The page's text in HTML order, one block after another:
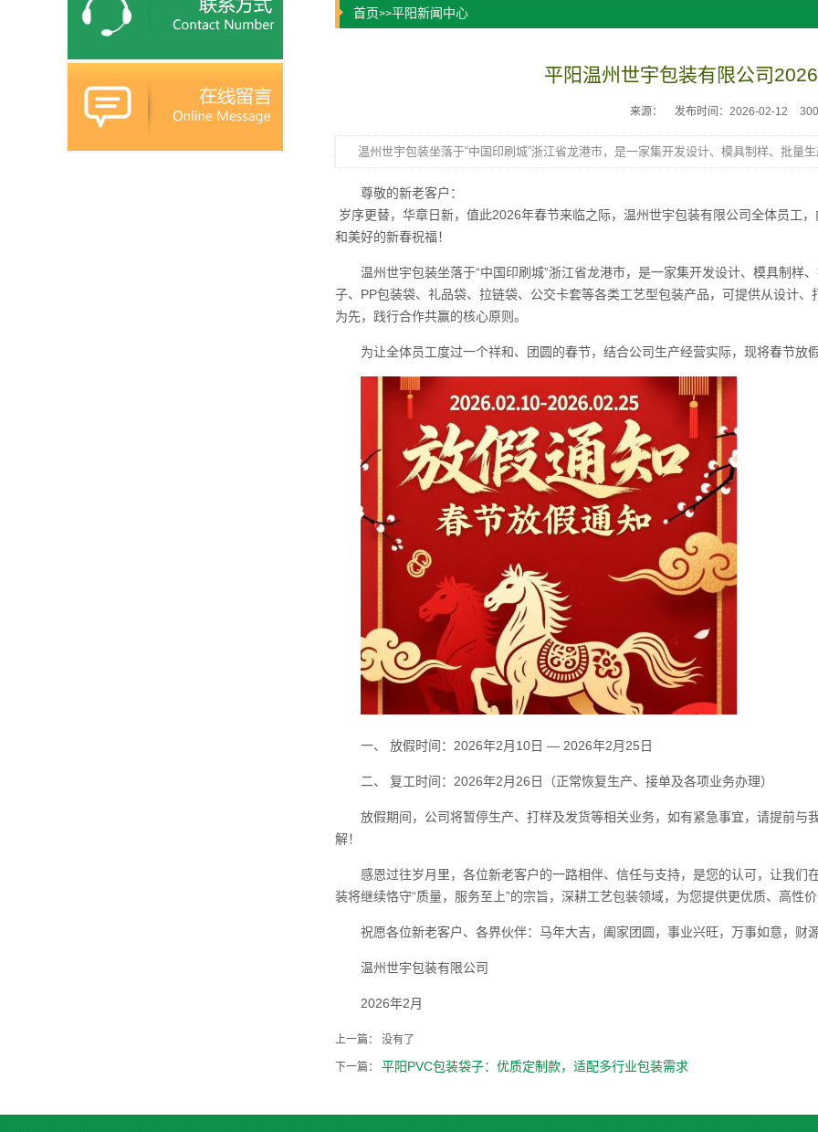
首页>>平阳新闻中心
平阳温州世宇包装有限公司
来源： 发布时间：2026-02-12
温州世宇包装坐落于“中国印刷城”浙江省龙港市，是一家集开发设计、模具制样、批量
尊敬的新老客户：
岁序更替，华章日新，值此2026年春节来临之际，温州世宇包装有限公司全体员工
和美好的新春祝福！
温州世宇包装坐落于“中国印刷城”浙江省龙港市，是一家集开发设计、模具制样
子、PP包装袋、礼品袋、拉链袋、公交卡套等各类工艺型包装产品，可提供从设计
为先，践行合作共赢的核心原则。
为让全体员工度过一个祥和、团圆的春节，结合公司生产经营实际，现将春节放
一、 放假时间：2026年2月10日 — 2026年2月25日
二、 复工时间：2026年2月26日（正常恢复生产、接单及各项业务办理）
放假期间，公司将暂停生产、打样及发货等相关业务，如有紧急事宜，请提前
解！
感恩过往岁月里，各位新老客户的一路相伴、信任与支持，是您的认可，让我
装将继续恪守“质量，服务至上”的宗旨，深耕工艺包装领域，为您提供更优质、高性
祝愿各位新老客户、各界伙伴：马年大吉，阖家团圆，事业兴旺，万事如意，财源
温州世宇包装有限公司
2026年2月
上一篇： 没有了
下一篇： 平阳PVC包装袋子：优质定制款，适配多行业包装需求